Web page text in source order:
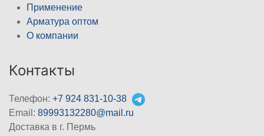
Применение
Арматура оптом
О компании
Контакты
Телефон: +7 924 831-10-38
Email: 89993132280@mail.ru
Доставка в г. Пермь